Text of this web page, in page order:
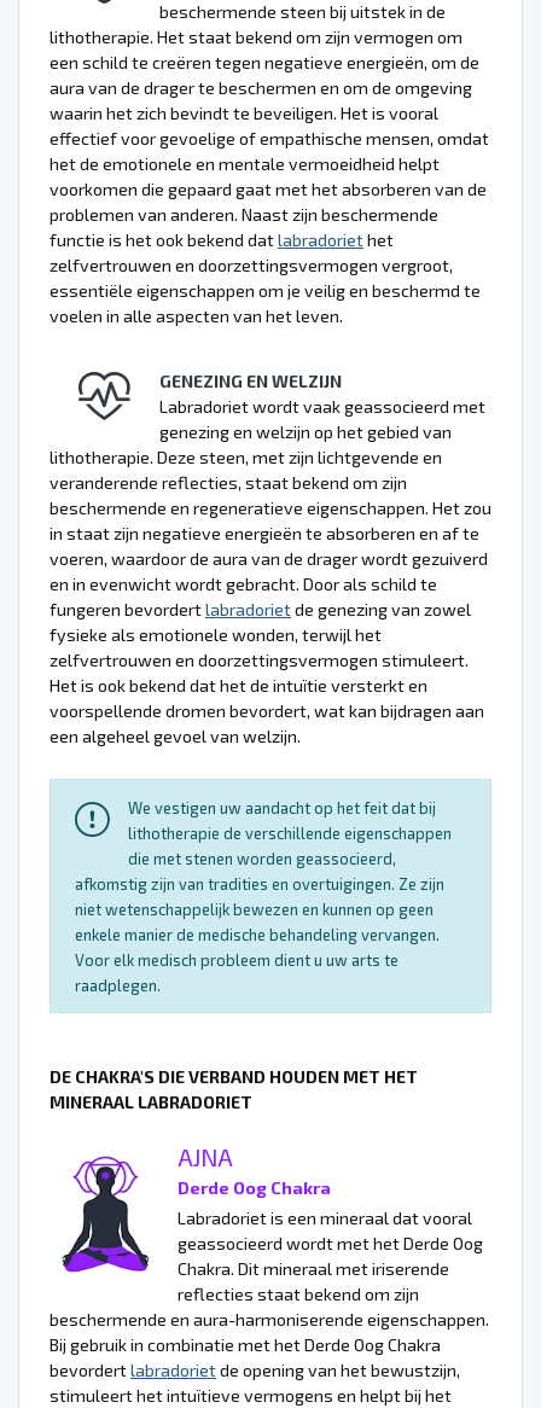
beschermende steen bij uitstek in de
lithotherapie. Het staat bekend om zijn vermogen om
een schild te creëren tegen negatieve energieën, om de
aura van de drager te beschermen en om de omgeving
waarin het zich bevindt te beveiligen. Het is vooral
effectief voor gevoelige of empathische mensen, omdat
het de emotionele en mentale vermoeidheid helpt
voorkomen die gepaard gaat met het absorberen van de
problemen van anderen. Naast zijn beschermende
functie is het ook bekend datlabradoriethet
zelfvertrouwen en doorzettingsvermogen vergroot,
essentiële eigenschappen om je veilig en beschermd te
voelen in alle aspecten van het leven.
GENEZING EN WELZIJN
Labradoriet wordt vaak geassocieerd met
genezing en welzijn op het gebied van
lithotherapie. Deze steen, met zijn lichtgevende en
veranderende reflecties, staat bekend om zijn
beschermende en regeneratieve eigenschappen. Het zou
in staat zijn negatieve energieën te absorberen en af te
voeren, waardoor de aura van de drager wordt gezuiverd
en in evenwicht wordt gebracht. Door als schild te
fungeren bevordertlabradorietde genezing van zowel
fysieke als emotionele wonden, terwijl het
zelfvertrouwen en doorzettingsvermogen stimuleert.
Het is ook bekend dat het de intuïtie versterkt en
voorspellende dromen bevordert, wat kan bijdragen aan
een algeheel gevoel van welzijn.
We vestigen uw aandacht op het feit dat bij
lithotherapie de verschillende eigenschappen
die met stenen worden geassocieerd,
afkomstig zijn van tradities en overtuigingen. Ze zijn
niet wetenschappelijk bewezen en kunnen op geen
enkele manier de medische behandeling vervangen.
Voor elk medisch probleem dient u uw arts te
raadplegen.
DE CHAKRA'S DIE VERBAND HOUDEN MET HET
MINERAAL LABRADORIET
AJNA
Derde Oog Chakra
Labradoriet is een mineraal dat vooral
geassocieerd wordt met het Derde Oog
Chakra. Dit mineraal met iriserende
reflecties staat bekend om zijn
beschermende en aura-harmoniserende eigenschappen.
Bij gebruik in combinatie met het Derde Oog Chakra
bevordertlabradorietde opening van het bewustzijn,
stimuleert het intuïtieve vermogens en helpt bij het